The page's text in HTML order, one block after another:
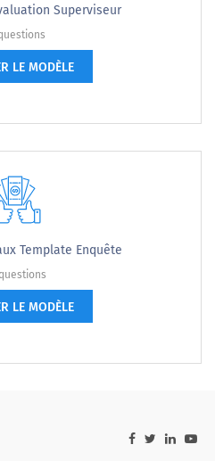
Superviseur
LE MODÈLE
Template Enquête
LE MODÈLE